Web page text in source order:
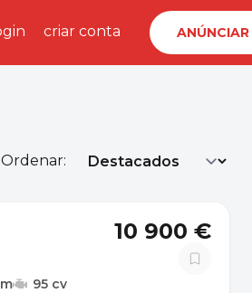
criar conta ANÚNCIAR
Ordenar:
10 900 €
95 cv